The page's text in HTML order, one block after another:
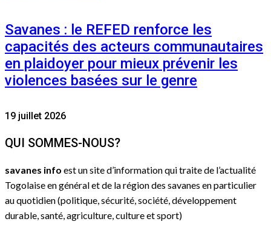
Savanes : le REFED renforce les
capacités des acteurs communautaires
en plaidoyer pour mieux prévenir les
violences basées sur le genre
19 juillet 2026
QUI SOMMES-NOUS?
savanes info est un site d’information qui traite de l’actualité
Togolaise en général et de la région des savanes en particulier
au quotidien (politique, sécurité, société, développement
durable, santé, agriculture, culture et sport)